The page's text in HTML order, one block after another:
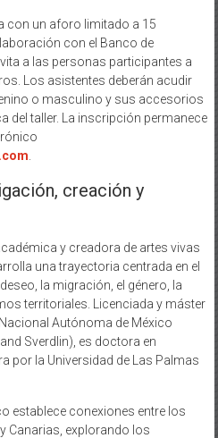
con un aforo limitado a 15
con el Banco de
a las personas participantes a
Los asistentes deberán acudir
o masculino y sus accesorios
del taller. La inscripción permanece
creación y
y creadora de artes vivas
una trayectoria centrada en el
la migración, el género, la
territoriales. Licenciada y máster
Autónoma de México
Sverdlin), es doctora en
por la Universidad de Las Palmas
establece conexiones entre los
Canarias, explorando los